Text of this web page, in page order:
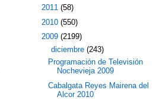
2011 (58)
2010 (550)
2009 (2199)
diciembre (243)
Programación de Televisión
Nochevieja 2009
Cabalgata Reyes Mairena del
Alcor 2010